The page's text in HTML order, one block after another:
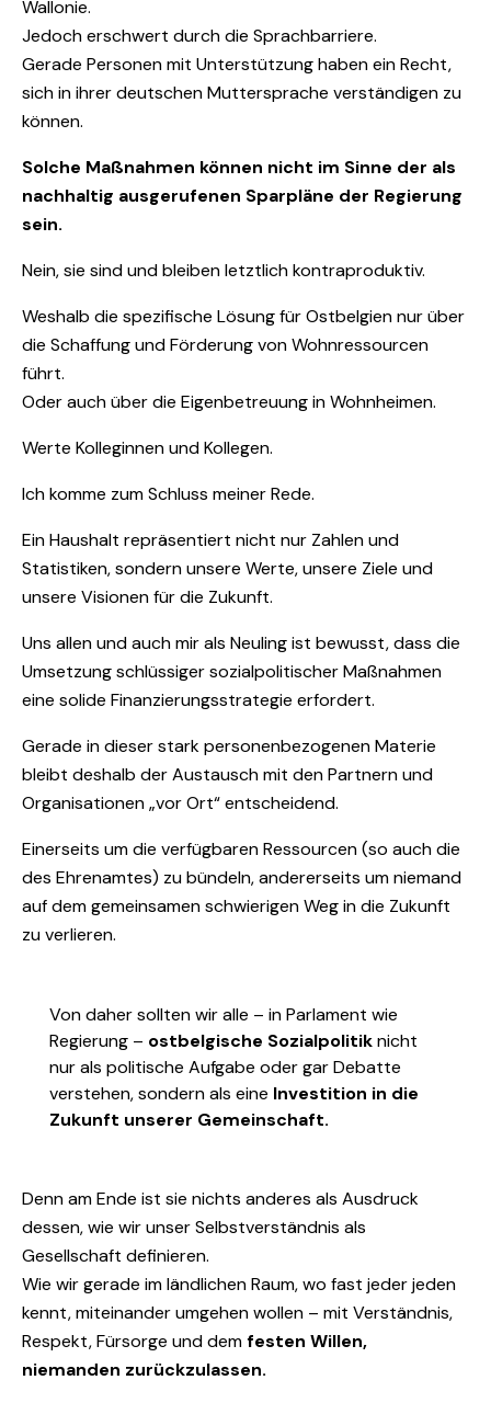
Wallonie.
Jedoch erschwert durch die Sprachbarriere.
Gerade Personen mit Unterstützung haben ein Recht,
sich in ihrer deutschen Muttersprache verständigen zu
können.
Solche Maßnahmen können nicht im Sinne der als
nachhaltig ausgerufenen Sparpläne der Regierung
sein.
Nein, sie sind und bleiben letztlich kontraproduktiv.
Weshalb die spezifische Lösung für Ostbelgien nur über
die Schaffung und Förderung von Wohnressourcen
führt.
Oder auch über die Eigenbetreuung in Wohnheimen.
Werte Kolleginnen und Kollegen.
Ich komme zum Schluss meiner Rede.
Ein Haushalt repräsentiert nicht nur Zahlen und
Statistiken, sondern unsere Werte, unsere Ziele und
unsere Visionen für die Zukunft.
Uns allen und auch mir als Neuling ist bewusst, dass die
Umsetzung schlüssiger sozialpolitischer Maßnahmen
eine solide Finanzierungsstrategie erfordert.
Gerade in dieser stark personenbezogenen Materie
bleibt deshalb der Austausch mit den Partnern und
Organisationen „vor Ort“ entscheidend.
Einerseits um die verfügbaren Ressourcen (so auch die
des Ehrenamtes) zu bündeln, andererseits um niemand
auf dem gemeinsamen schwierigen Weg in die Zukunft
zu verlieren.
Von daher sollten wir alle – in Parlament wie
Regierung – ostbelgische Sozialpolitiknicht
nur als politische Aufgabe oder gar Debatte
verstehen, sondern als eine Investition in die
Zukunft unserer Gemeinschaft.
Denn am Ende ist sie nichts anderes als Ausdruck
dessen, wie wir unser Selbstverständnis als
Gesellschaft definieren.
Wie wir gerade im ländlichen Raum, wo fast jeder jeden
kennt, miteinander umgehen wollen – mit Verständnis,
Respekt, Fürsorge und demfesten Willen,
niemanden zurückzulassen.